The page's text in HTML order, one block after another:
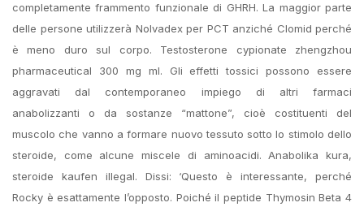
completamente frammento funzionale di GHRH. La maggior parte
delle persone utilizzerà Nolvadex per PCT anziché Clomid perché
è meno duro sul corpo. Testosterone cypionate zhengzhou
pharmaceutical 300 mg ml. Gli effetti tossici possono essere
aggravati dal contemporaneo impiego di altri farmaci
anabolizzanti o da sostanze “mattone”, cioè costituenti del
muscolo che vanno a formare nuovo tessuto sotto lo stimolo dello
steroide, come alcune miscele di aminoacidi. Anabolika kura,
steroide kaufen illegal. Dissi: ‘Questo è interessante, perché
Rocky è esattamente l’opposto. Poiché il peptide Thymosin Beta 4